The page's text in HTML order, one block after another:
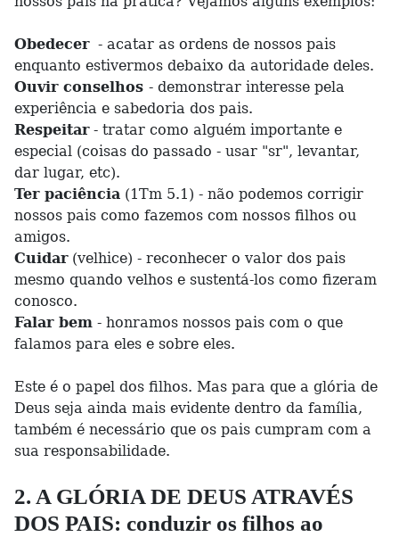
Obedecer- acatar as ordens de nossos pais
enquanto estivermos debaixo da autoridade deles.
Ouvir conselhos - demonstrar interesse pela
experiência e sabedoria dos pais.
Respeitar- tratar como alguém importante e
especial (coisas do passado - usar "sr", levantar,
dar lugar, etc).
Ter paciência (1Tm 5.1) - não podemos corrigir
nossos pais como fazemos com nossos filhos ou
amigos.
Cuidar(velhice) - reconhecer o valor dos pais
mesmo quando velhos e sustentá-los como fizeram
conosco.
Falar bem - honramos nossos pais com o que
falamos para eles e sobre eles.
Este é o papel dos filhos. Mas para que a glória de
Deus seja ainda mais evidente dentro da família,
também é necessário que os pais cumpram com a
sua responsabilidade.
2. A GLÓRIA DE DEUS ATRAVÉS
DOS PAIS: conduzir os filhos ao